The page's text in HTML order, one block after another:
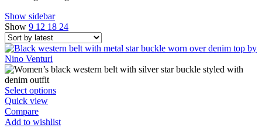
Show sidebar
Show 9 12 18 24
Select optionsThis
multiple
Quick view
Compare
Add to wishlist